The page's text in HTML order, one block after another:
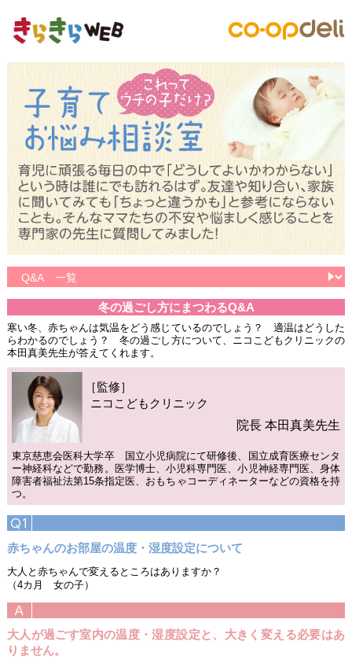
冬の過ごし方にまつわるQ&A
寒い冬、赤ちゃんは気温をどう感じているのでしょう？ 適温はどうした
らわかるのでしょう？ 冬の過ごし方について、ニコこどもクリニックの
本田真美先生が答えてくれます。
［監修］
ニコこどもクリニック
院長 本田真美先生
東京慈恵会医科大学卒 国立小児病院にて研修後、国立成育医療センタ
ー神経科などで勤務。医学博士、小児科専門医、小児神経専門医、身体
障害者福祉法第15条指定医、おもちゃコーディネーターなどの資格を持
つ。
赤ちゃんのお部屋の温度・湿度設定について
大人と赤ちゃんで変えるところはありますか？
（4カ月 女の子）
大人が過ごす室内の温度・湿度設定と、大きく変える必要はあ
りません。